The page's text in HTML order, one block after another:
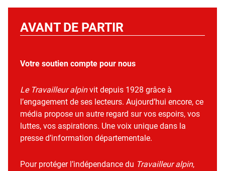
AVANT DE PARTIR
Votre soutien compte pour nous
Le Travailleur alpinvit depuis 1928 grâce à
l’engagement de ses lecteurs. Aujourd’hui encore, ce
média propose un autre regard sur vos espoirs, vos
luttes, vos aspirations. Une voix unique dans la
presse d’information départementale.
Pour protéger l’indépendance du Travailleur alpin,